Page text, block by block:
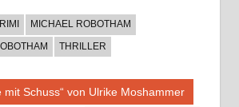
MICHAEL ROBOTHAM
THRILLER
mit Schuss“ von Ulrike Moshammer